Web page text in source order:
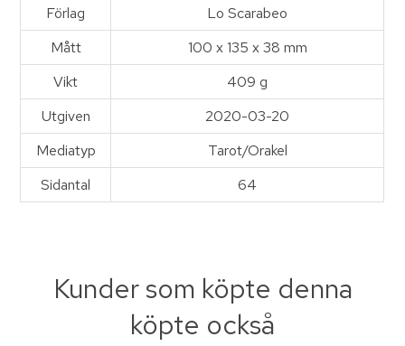
Förlag
Lo Scarabeo
Mått
100 x 135 x 38 mm
Vikt
409 g
Utgiven
2020-03-20
Mediatyp
Tarot/Orakel
Sidantal
64
Kunder som köpte denna
köpte också